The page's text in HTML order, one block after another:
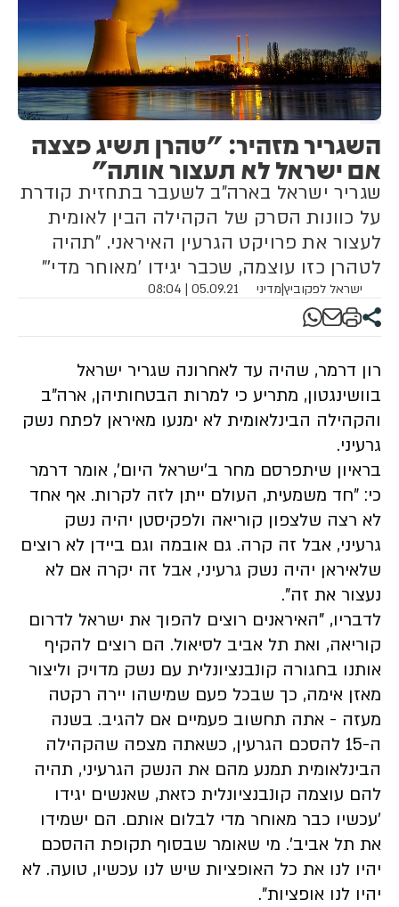
השגריר מזהיר: "טהרן תשיג פצצה
אם ישראל לא תעצור אותה"
שגריר ישראל בארה"ב לשעבר בתחזית קודרת
על כוונות הסרק של הקהילה הבין לאומית
לעצור את פרויקט הגרעין האיראני. "תהיה
לטהרן כזו עוצמה, שכבר יגידו 'מאוחר מדי'"
ישראל לפקוביץ|מדיני 05.09.21 | 08:04
רון דרמר, שהיה עד לאחרונה שגריר ישראל
בוושינגטון, מתריע כי למרות הבטחותיהן, ארה"ב
והקהילה הבינלאומית לא ימנעו מאיראן לפתח נשק
גרעיני.
בראיון שיתפרסם מחר ב'ישראל היום', אומר דרמר
כי: "חד משמעית, העולם ייתן לזה לקרות. אף אחד
לא רצה שלצפון קוריאה ולפקיסטן יהיה נשק
גרעיני, אבל זה קרה. גם אובמה וגם ביידן לא רוצים
שלאיראן יהיה נשק גרעיני, אבל זה יקרה אם לא
נעצור את זה".
לדבריו, "האיראנים רוצים להפוך את ישראל לדרום
קוריאה, ואת תל אביב לסיאול. הם רוצים להקיף
אותנו בחגורה קונבנציונלית עם נשק מדויק וליצור
מאזן אימה, כך שבכל פעם שמישהו יירה רקטה
מעזה - אתה תחשוב פעמיים אם להגיב. בשנה
ה-15 להסכם הגרעין, כשאתה מצפה שהקהילה
הבינלאומית תמנע מהם את הנשק הגרעיני, תהיה
להם עוצמה קונבנציונלית כזאת, שאנשים יגידו
'עכשיו כבר מאוחר מדי לבלום אותם. הם ישמידו
את תל אביב'. מי שאומר שבסוף תקופת ההסכם
יהיו לנו את כל האופציות שיש לנו עכשיו, טועה. לא
יהיו לנו אופציות".